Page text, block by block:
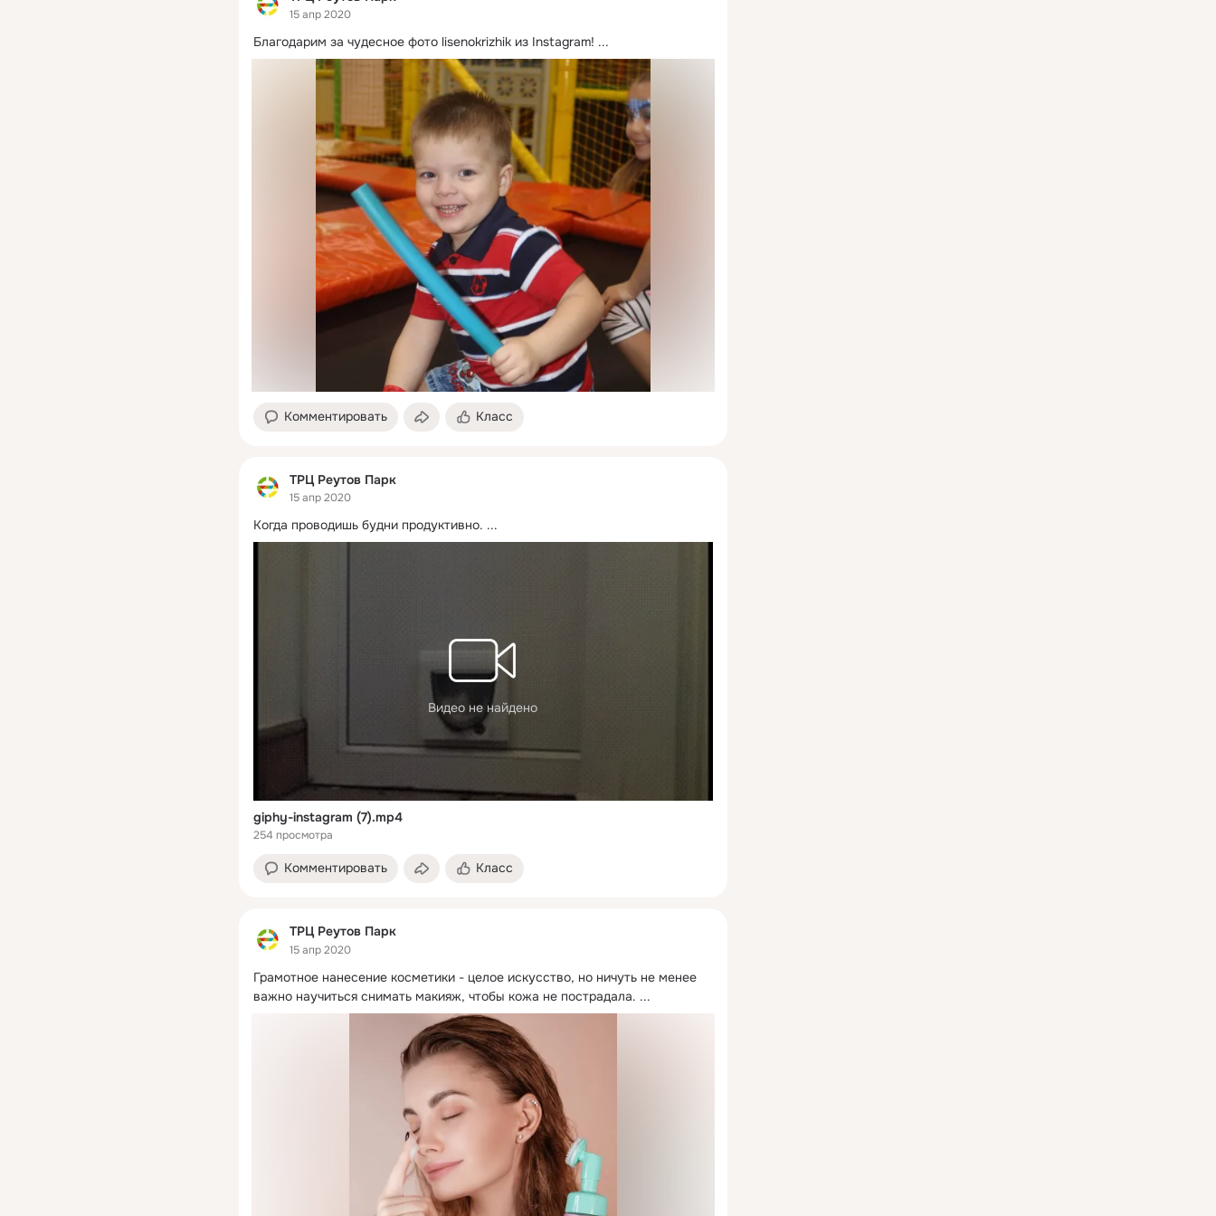
15 апр 2020
Благодарим за чудесное фото lisenokrizhik из Instagram! ...
Комментировать Класс
ТРЦ Реутов Парк
15 апр 2020
Когда проводишь будни продуктивно. ...
Видео не найдено
giphy-instagram (7).mp4
254 просмотра
Комментировать Класс
ТРЦ Реутов Парк
15 апр 2020
Грамотное нанесение косметики - целое искусство, но ничуть не менее
важно научиться снимать макияж, чтобы кожа не пострадала. ...